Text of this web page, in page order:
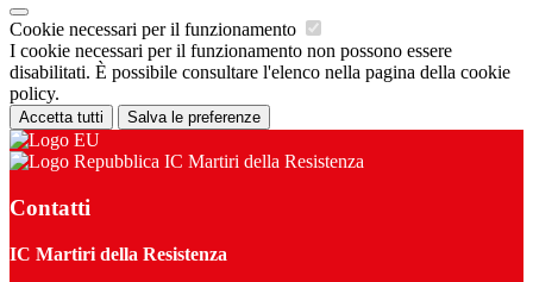
Cookie necessari per il funzionamento
I cookie necessari per il funzionamento non possono essere
disabilitati. È possibile consultare l'elenco nella pagina della cookie
policy.
Accetta tutti Salva le preferenze
IC Martiri della Resistenza
Contatti
IC Martiri della Resistenza